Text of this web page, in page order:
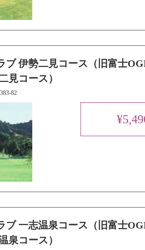
ブ 伊勢二見コース（旧富士
見コース）
82
ブ 一志温泉コース（旧富士
泉コース）